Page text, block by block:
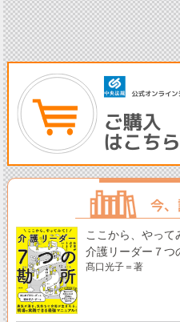
ここから、やっ
介護リーダー７つ
髙口光子＝著